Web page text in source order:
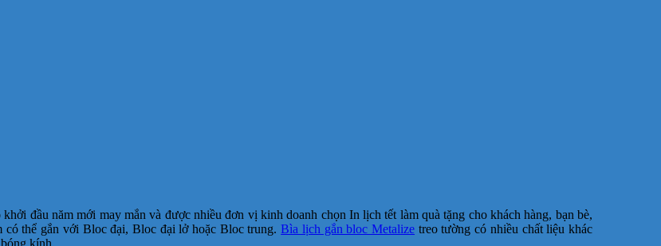
đầu năm mới may mắn và được nhiều đơn vị kinh doanh chọn In lịch tết làm quà tặng cho khách hàng, bạn bè,
có thể gắn với Bloc đại, Bloc đại lở hoặc Bloc trung.Bìa lịch gắn bloc Metalize treo tường có nhiều chất liệu khác
kính.